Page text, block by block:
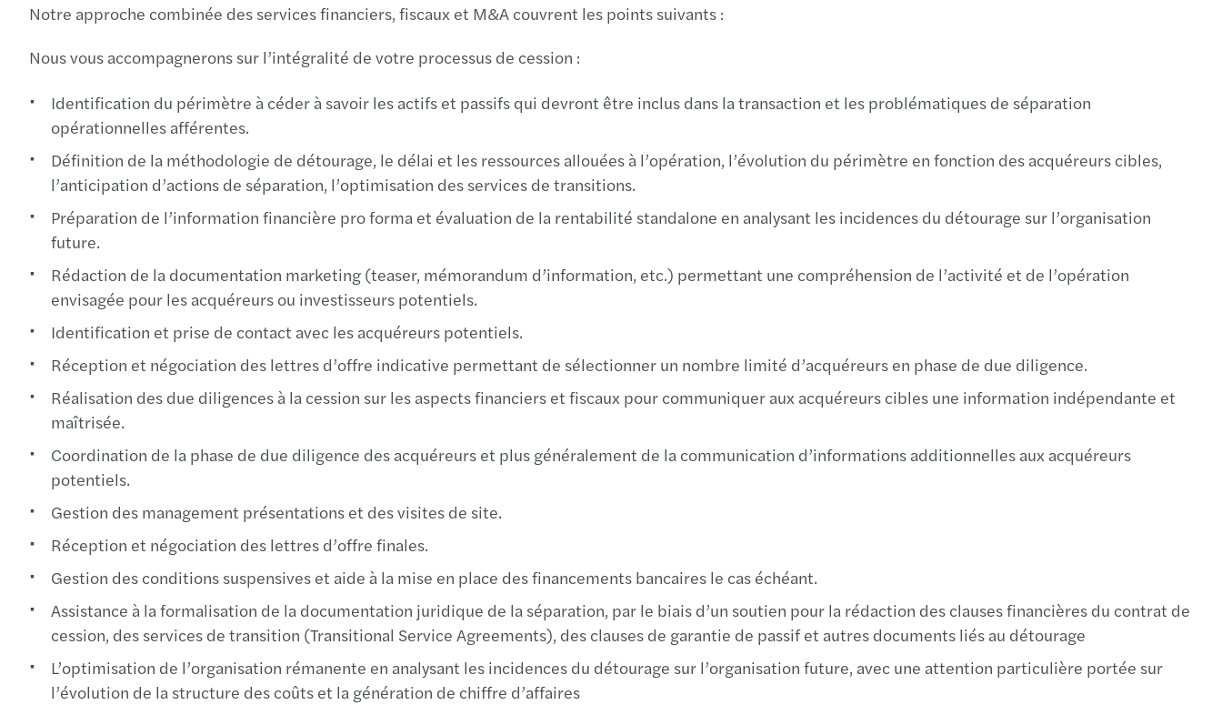
Notre approche combinée des services financiers, fiscaux et M&A couvrent les points suivants :
Nous vous accompagnerons sur l’intégralité de votre processus de cession :
Identification du périmètre à céder à savoir les actifs et passifs qui devront être inclus dans la transaction et les problématiques de séparation
opérationnelles afférentes.
Définition de la méthodologie de détourage, le délai et les ressources allouées à l’opération, l’évolution du périmètre en fonction des acquéreurs cibles,
l’anticipation d’actions de séparation, l’optimisation des services de transitions.
Préparation de l’information financière pro forma et évaluation de la rentabilité standalone en analysant les incidences du détourage sur l’organisation
future.
Rédaction de la documentation marketing (teaser, mémorandum d’information, etc.) permettant une compréhension de l’activité et de l’opération
envisagée pour les acquéreurs ou investisseurs potentiels.
Identification et prise de contact avec les acquéreurs potentiels.
Réception et négociation des lettres d’offre indicative permettant de sélectionner un nombre limité d’acquéreurs en phase de due diligence.
Réalisation des due diligences à la cession sur les aspects financiers et fiscaux pour communiquer aux acquéreurs cibles une information indépendante et
maîtrisée.
Coordination de la phase de due diligence des acquéreurs et plus généralement de la communication d’informations additionnelles aux acquéreurs
potentiels.
Gestion des management présentations et des visites de site.
Réception et négociation des lettres d’offre finales.
Gestion des conditions suspensives et aide à la mise en place des financements bancaires le cas échéant.
Assistance à la formalisation de la documentation juridique de la séparation, par le biais d’un soutien pour la rédaction des clauses financières du contrat de
cession, des services de transition (Transitional Service Agreements), des clauses de garantie de passif et autres documents liés au détourage
L’optimisation de l’organisation rémanente en analysant les incidences du détourage sur l’organisation future, avec une attention particulière portée sur
l’évolution de la structure des coûts et la génération de chiffre d’affaires